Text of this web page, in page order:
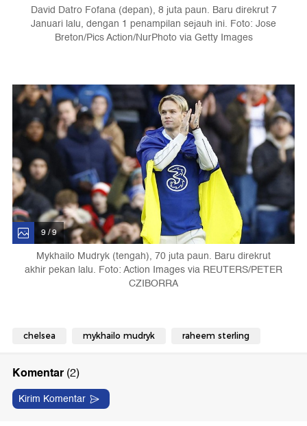
David Datro Fofana (depan), 8 juta paun. Baru direkrut 7
Januari lalu, dengan 1 penampilan sejauh ini. Foto: Jose
Breton/Pics Action/NurPhoto via Getty Images
9 / 9
Mykhailo Mudryk (tengah), 70 juta paun. Baru direkrut
akhir pekan lalu. Foto: Action Images via REUTERS/PETER
CZIBORRA
chelsea mykhailo mudryk raheem sterling